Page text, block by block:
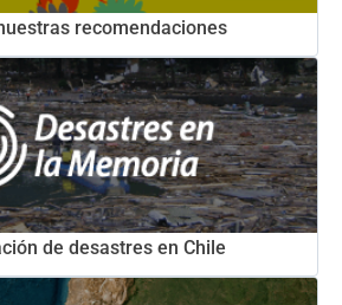
recomendaciones
de desastres en Chile